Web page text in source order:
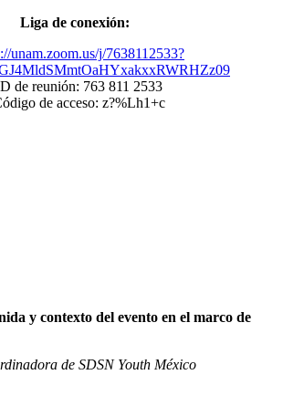
Liga de conexión:
unam.zoom.us/j/7638112533?
de reunión: 763 811 2533
de acceso: z?%Lh1+c
y contexto del evento en el marco de
de SDSN Youth México